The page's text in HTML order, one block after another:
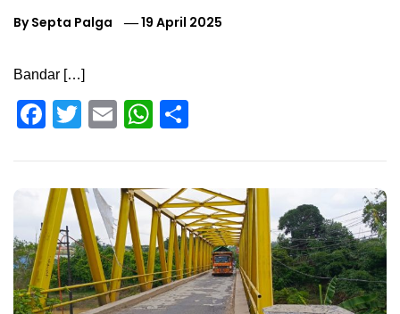
BySepta Palga 19 April 2025
Bandar […]
Facebook
Twitter
EmailWhatsApp